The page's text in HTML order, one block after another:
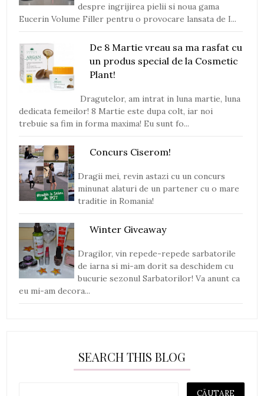
despre ingrijirea pielii si noua gama
Eucerin Volume Filler pentru o provocare lansata de I...
De 8 Martie vreau sa ma rasfat cu
un produs special de la Cosmetic
Plant!
Dragutelor, am intrat in luna martie, luna
dedicata femeilor! 8 Martie este dupa colt, iar noi
trebuie sa fim in forma maxima! Eu sunt fo...
Concurs Ciserom!
Dragii mei, revin astazi cu un concurs
minunat alaturi de un partener cu o mare
traditie in Romania!
Winter Giveaway
Dragilor, vin repede-repede sarbatorile
de iarna si mi-am dorit sa deschidem cu
bucurie sezonul Sarbatorilor! Va anunt ca
eu mi-am decora...
SEARCH THIS BLOG